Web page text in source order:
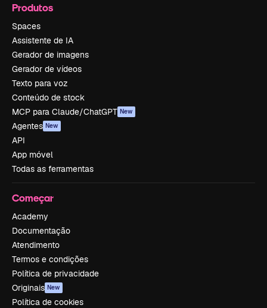
Produtos
Spaces
Assistente de IA
Gerador de imagens
Gerador de vídeos
Texto para voz
Conteúdo de stock
MCP para Claude/ChatGPT New
Agentes New
API
App móvel
Todas as ferramentas
Começar
Academy
Documentação
Atendimento
Termos e condições
Política de privacidade
Originais New
Política de cookies